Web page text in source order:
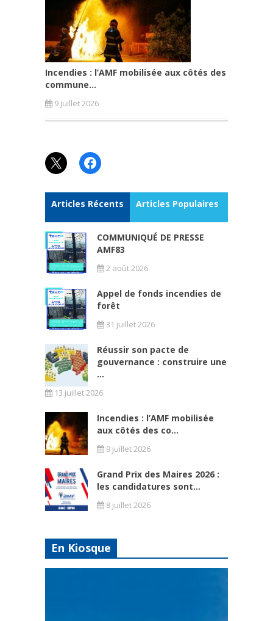
Incendies : l’AMF mobilisée aux côtés des
commune...
9 juillet 2026
X Facebook
Articles Récents Articles Populaires
COMMUNIQUÉ DE PRESSE
AMF83
2 août 2026
Appel de fonds incendies de
forêt
31 juillet 2026
Réussir son pacte de
gouvernance : construire une
...
13 juillet 2026
Incendies : l’AMF mobilisée
aux côtés des co...
9 juillet 2026
Grand Prix des Maires 2026 :
les candidatures sont...
8 juillet 2026
En Kiosque